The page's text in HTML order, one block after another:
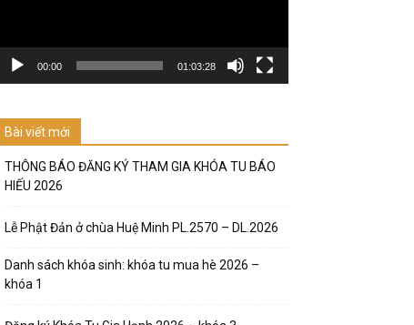
00:00 01:03:28
Bài viết mới
THÔNG BÁO ĐĂNG KÝ THAM GIA KHÓA TU BÁO
HIẾU 2026
Lễ Phật Đản ở chùa Huệ Minh PL.2570 – DL.2026
Danh sách khóa sinh: khóa tu mua hè 2026 –
khóa 1